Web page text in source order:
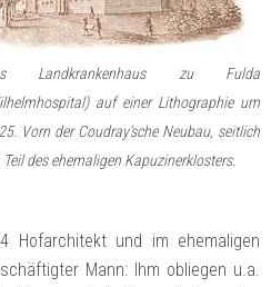
Landkrankenhaus zu Fulda
auf einer Lithographie um
Vorn der Coudray’sche Neubau, seitlich
Teil des ehemaligen Kapuzinerklosters.
Hofarchitekt und im ehemaligen
Mann: Ihm obliegen u.a.